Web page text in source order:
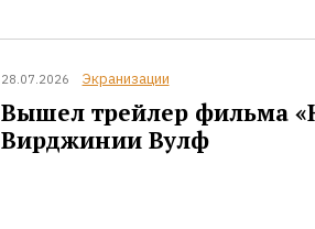
28.07.2026 Экранизации
Вышел трейлер фильма
Вирджинии Вулф